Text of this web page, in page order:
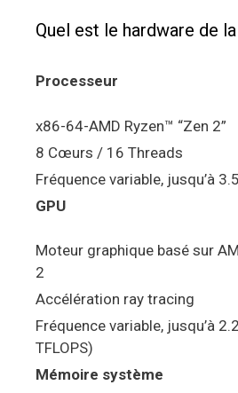
Quel est le hardware de
Processeur
x86-64-AMD Ryzen™ “Zen 2”
8 Cœurs / 16 Threads
Fréquence variable, jusqu’à
GPU
Moteur graphique basé sur
2
Accélération ray tracing
Fréquence variable, jusqu’à
TFLOPS)
Mémoire système